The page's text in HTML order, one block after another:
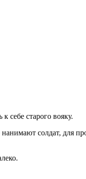
себе старого вояку.
солдат, для